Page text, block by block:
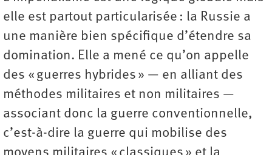
elle est partout particularisée : la Russie a
une manière bien spécifique d’étendre sa
domination. Elle a mené ce qu’on appelle
des « guerres hybrides » — en alliant des
méthodes militaires et non militaires —
associant donc la guerre conventionnelle,
c’est-à-dire la guerre qui mobilise des